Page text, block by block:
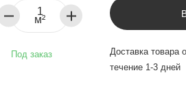
м²
Под заказ
Доставка товара
течение 1-3 дней